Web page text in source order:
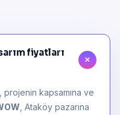
fiyatları
projenin kapsamına ve
, Ataköy pazarına